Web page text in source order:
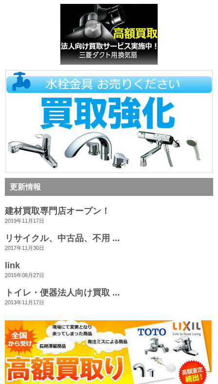
更新情報
建材買取専門店オープン！
2019年11月17日
リサイクル、中古品、不用 ...
2017年11月30日
link
2015年08月27日
トイレ・便器法人向け買取 ...
2013年11月17日